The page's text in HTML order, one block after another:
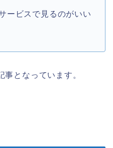
ービスで見るのがいい
事となっています。